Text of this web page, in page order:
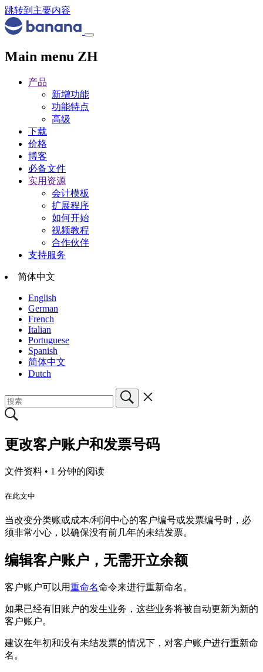
跳转到主要内容
Main menu ZH
产品
新增功能
功能特点
高级
下载
价格
博客
必备文件
实用资源
会计模板
扩展程序
如何开始
视频教程
合作伙伴
支持服务
简体中文
English
German
French
Italian
Portuguese
Spanish
简体中文
Dutch
更改客户账户和发票号码
文件资料 • 1 分钟的阅读
在此文中
当改变分类账或成本/利润中心的客户编号或发票编号时，必
须非常小心，以确保没有前几年的未结发票。
编辑客户账户，无需开立余额
客户账户可以用重命名命令来进行重新命名。
如果已经有旧账户的发生业务，这些业务将被自动更新为新的
客户账户。
建议在年初和没有未结发票的情况下，对客户账户进行重新命
名。